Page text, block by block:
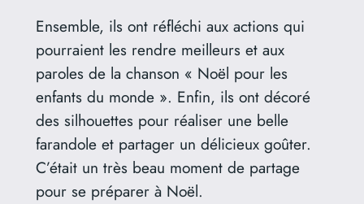
Ensemble, ils ont réfléchi aux actions qui
pourraient les rendre meilleurs et aux
paroles de la chanson « Noël pour les
enfants du monde ». Enfin, ils ont décoré
des silhouettes pour réaliser une belle
farandole et partager un délicieux goûter.
C’était un très beau moment de partage
pour se préparer à Noël.